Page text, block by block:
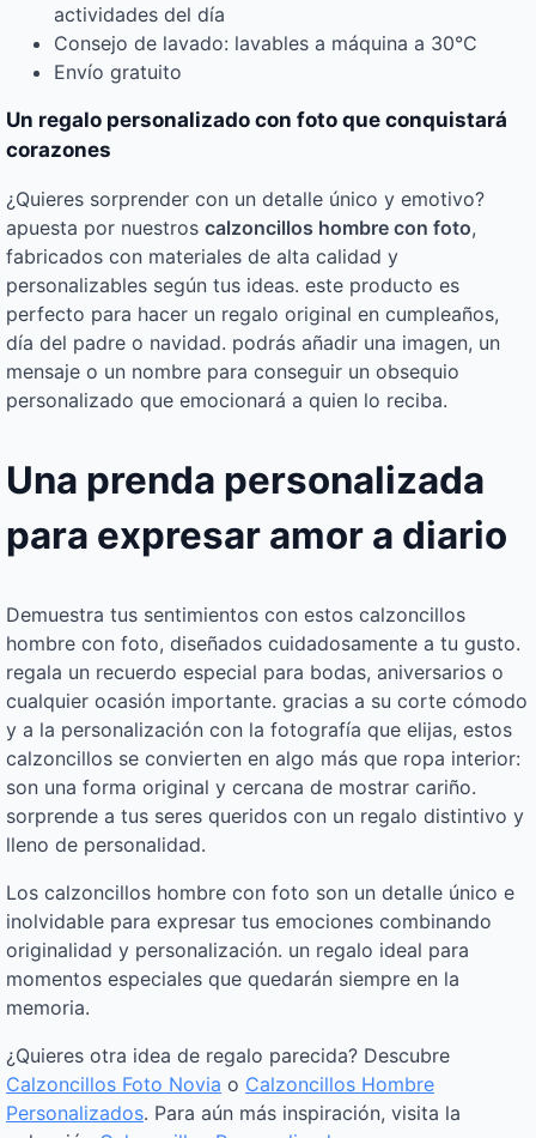
actividades del día
Consejo de lavado: lavables a máquina a 30°C
Envío gratuito
Un regalo personalizado con foto que conquistará
corazones
¿Quieres sorprender con un detalle único y emotivo?
apuesta por nuestros calzoncillos hombre con foto,
fabricados con materiales de alta calidad y
personalizables según tus ideas. este producto es
perfecto para hacer un regalo original en cumpleaños,
día del padre o navidad. podrás añadir una imagen, un
mensaje o un nombre para conseguir un obsequio
personalizado que emocionará a quien lo reciba.
Una prenda personalizada
para expresar amor a diario
Demuestra tus sentimientos con estos calzoncillos
hombre con foto, diseñados cuidadosamente a tu gusto.
regala un recuerdo especial para bodas, aniversarios o
cualquier ocasión importante. gracias a su corte cómodo
y a la personalización con la fotografía que elijas, estos
calzoncillos se convierten en algo más que ropa interior:
son una forma original y cercana de mostrar cariño.
sorprende a tus seres queridos con un regalo distintivo y
lleno de personalidad.
Los calzoncillos hombre con foto son un detalle único e
inolvidable para expresar tus emociones combinando
originalidad y personalización. un regalo ideal para
momentos especiales que quedarán siempre en la
memoria.
¿Quieres otra idea de regalo parecida? Descubre
Calzoncillos Foto Novia o Calzoncillos Hombre
Personalizados. Para aún más inspiración, visita la